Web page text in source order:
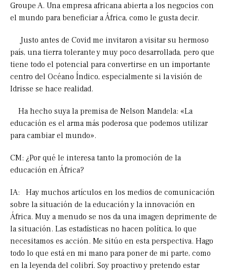
Groupe A. Una empresa africana abierta a los negocios con
el mundo para beneficiar a África, como le gusta decir.
Justo antes de Covid me invitaron a visitar su hermoso
país, una tierra tolerante y muy poco desarrollada, pero que
tiene todo el potencial para convertirse en un importante
centro del Océano Índico, especialmente si la visión de
Idrisse se hace realidad.
Ha hecho suya la premisa de Nelson Mandela: «La
educación es el arma más poderosa que podemos utilizar
para cambiar el mundo».
CM: ¿Por qué le interesa tanto la promoción de la
educación en África?
IA: Hay muchos artículos en los medios de comunicación
sobre la situación de la educación y la innovación en
África. Muy a menudo se nos da una imagen deprimente de
la situación. Las estadísticas no hacen política, lo que
necesitamos es acción. Me sitúo en esta perspectiva. Hago
todo lo que está en mi mano para poner de mi parte, como
en la leyenda del colibrí. Soy proactivo y pretendo estar